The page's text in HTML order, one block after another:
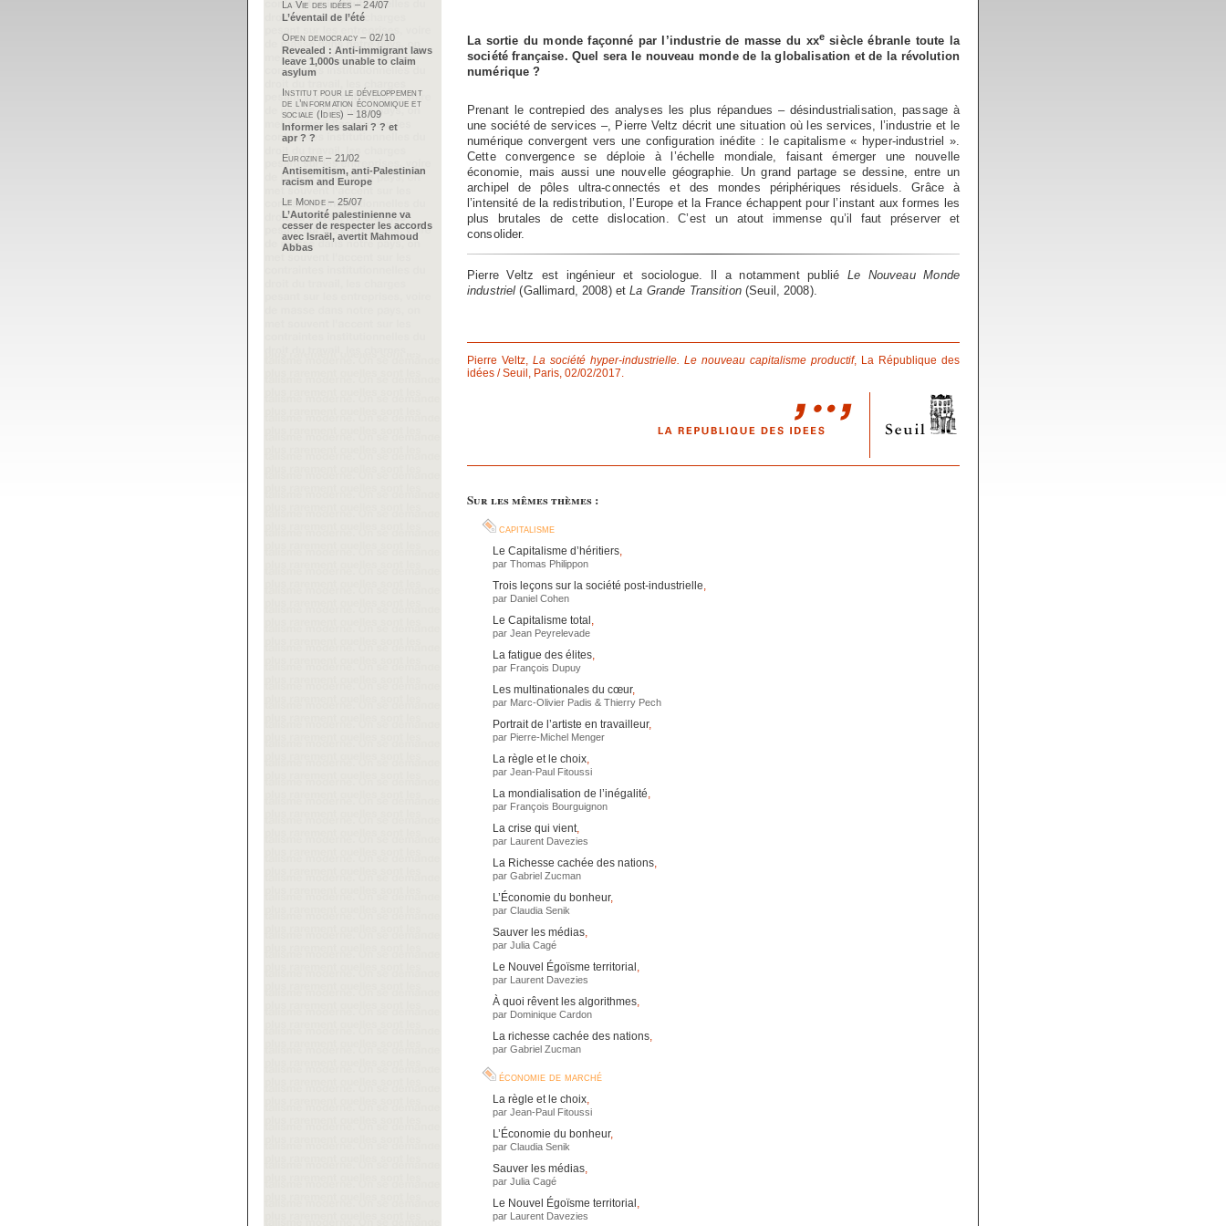
La sortie du monde façonné par l’industrie de masse du xxesiècle ébranle toute la
société française. Quel sera le nouveau monde de la globalisation et de la révolution
numérique ?
Prenant le contrepied des analyses les plus répandues – désindustrialisation, passage à
une société de services –, Pierre Veltz décrit une situation où les services, l’industrie et le
numérique convergent vers une configuration inédite : le capitalisme « hyper-industriel ».
Cette convergence se déploie à l’échelle mondiale, faisant émerger une nouvelle
économie, mais aussi une nouvelle géographie. Un grand partage se dessine, entre un
archipel de pôles ultra-connectés et des mondes périphériques résiduels. Grâce à
l’intensité de la redistribution, l’Europe et la France échappent pour l’instant aux formes les
plus brutales de cette dislocation. C’est un atout immense qu’il faut préserver et
consolider.
Pierre Veltz est ingénieur et sociologue. Il a notamment publié Le Nouveau Monde
industriel (Gallimard, 2008) etLa Grande Transition(Seuil, 2008).
Pierre Veltz, La société hyper-industrielle. Le nouveau capitalisme productif, La République des
idées / Seuil, Paris, 02/02/2017.
Sur les mêmes thèmes :
capitalisme
Le Capitalisme d’héritiers
par Thomas Philippon
Trois leçons sur la société post-industrielle
par Daniel Cohen
Le Capitalisme total
par Jean Peyrelevade
La fatigue des élites
par François Dupuy
Les multinationales du cœur,
par Marc-Olivier Padis & Thierry Pech
Portrait de l’artiste en travailleur,
par Pierre-Michel Menger
La règle et le choix
par Jean-Paul Fitoussi
La mondialisation de l’inégalité
par François Bourguignon
La crise qui vient
par Laurent Davezies
La Richesse cachée des nations
par Gabriel Zucman
L’Économie du bonheur,
par Claudia Senik
Sauver les médias
par Julia Cagé
Le Nouvel Égoïsme territorial
par Laurent Davezies
À quoi rêvent les algorithmes
par Dominique Cardon
La richesse cachée des nations
par Gabriel Zucman
économie de marché
La règle et le choix
par Jean-Paul Fitoussi
L’Économie du bonheur,
par Claudia Senik
Sauver les médias
par Julia Cagé
Le Nouvel Égoïsme territorial
par Laurent Davezies
La Vie des idées – 24/07
L’éventail de l’été
Open democracy – 02/10
Revealed : Anti-immigrant laws
leave 1,000s unable to claim
asylum
Institut pour le développement
de l’information économique et
sociale (Idies) – 18/09
Informer les salari ? ? et
apr ? ?
Eurozine – 21/02
Antisemitism, anti-Palestinian
racism and Europe
Le Monde – 25/07
L’Autorité palestinienne va
cesser de respecter les accords
avec Israël, avertit Mahmoud
Abbas